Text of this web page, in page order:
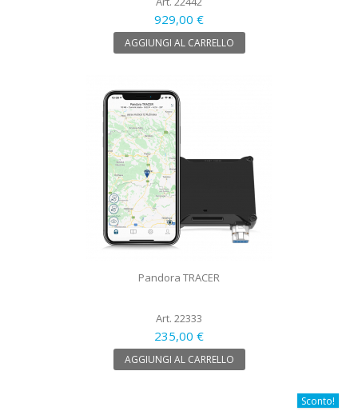
929,00 €
AGGIUNGI AL CARRELLO
Pandora TRACER
Art. 22333
235,00 €
AGGIUNGI AL CARRELLO
Sconto!